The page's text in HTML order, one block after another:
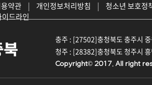
약관 | 개인정보처리방침 |
청소년 보호정
드라인
충주 : [27502]충청북도 충주시
청주 : [28382]충청북도 청주시
Copyright© 2017. All right